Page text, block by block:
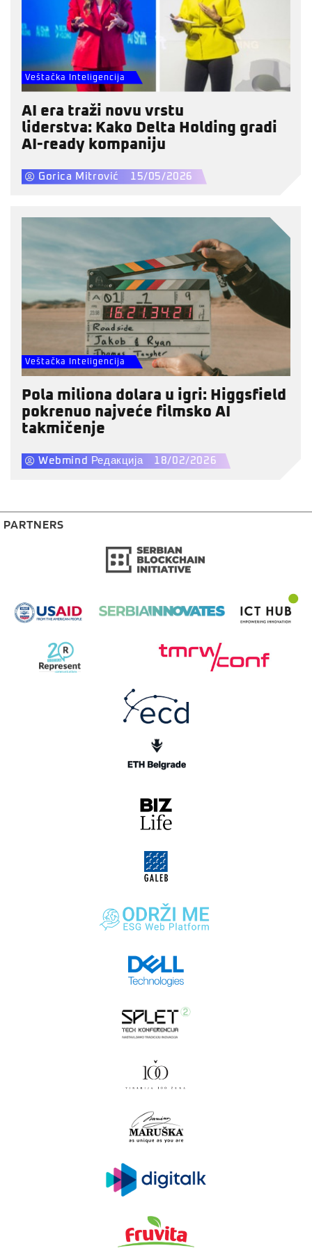
Veštačka Inteligencija
AI era traži novu vrstu
liderstva: Kako Delta Holding gradi
AI-ready kompaniju
Gorica Mitrović 15/05/2026
Veštačka Inteligencija
Pola miliona dolara u igri: Higgsfield
pokrenuo najveće filmsko AI
takmičenje
Webmind Редакција 18/02/2026
PARTNERS